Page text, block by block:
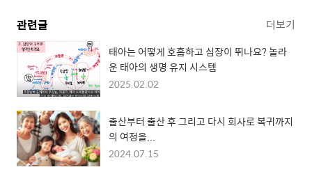
관련글 더보기
태아는 어떻게 호흡하고 심장이 뛰나요? 놀라
운 태아의 생명 유지 시스템
2025.02.02
출산부터 출산 후 그리고 다시 회사로 복귀까지
의 여정을...
2024.07.15